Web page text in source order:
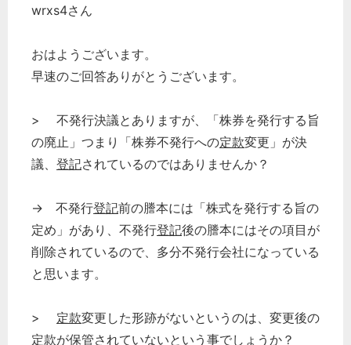
wrxs4さん
おはようございます。
早速のご回答ありがとうございます。
> 不発行決議とありますが、「株券を発行する旨
の廃止」つまり「株券不発行への定款変更」が決
議、 登記されているのではありませんか？
→ 不発行登記前の謄本には「株式を発行する旨の
定め」があり、不発行登記後の謄本にはその項目が
削除されているので、多分不発行会社になっている
と思います。
> 定款変更した形跡がないというのは、変更後の
定款が保管されていないという事でしょうか？